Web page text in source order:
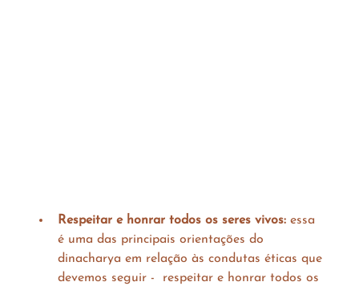
Respeitar e honrar todos os seres vivos: essa
é uma das principais orientações do
dinacharya em relação às condutas éticas que
devemos seguir -  respeitar e honrar todos os